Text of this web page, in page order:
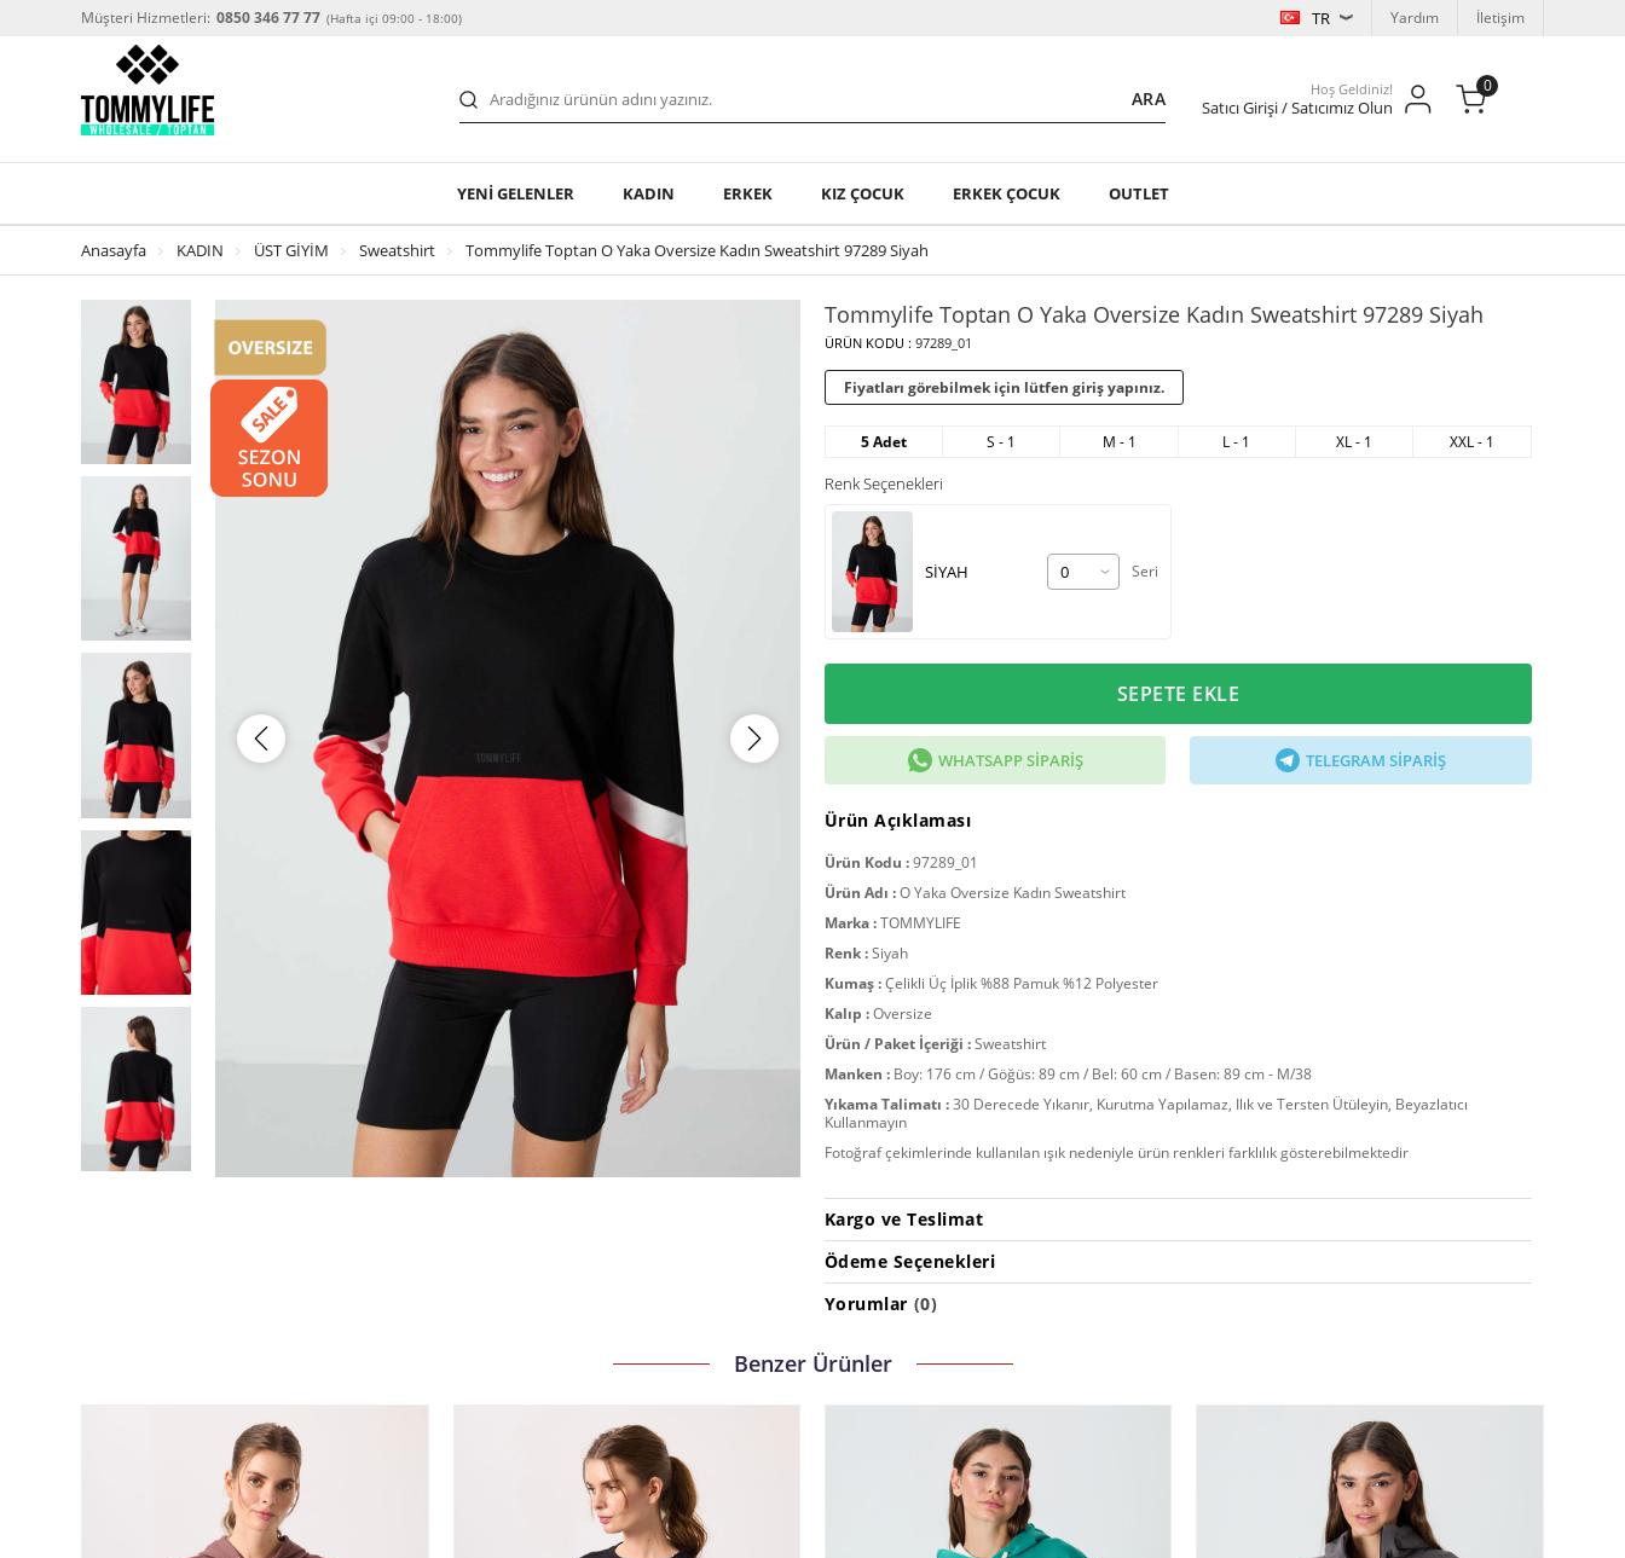
Müşteri Hizmetleri: 0850 346 77 77 (Hafta içi 09:00 - 18:00) TR Yardım İletişim
ARA Hoş Geldiniz!
Satıcı Girişi / Satıcımız Olun
0
YENİ GELENLER KADIN ERKEK KIZ ÇOCUK ERKEK ÇOCUK OUTLET
Anasayfa KADIN ÜST GİYİM Sweatshirt Tommylife Toptan O Yaka Oversize Kadın Sweatshirt 97289 Siyah
Tommylife Toptan O Yaka Oversize Kadın Sweatshirt 97289 Siyah
ÜRÜN KODU : 97289_01
Fiyatları görebilmek için lütfen giriş yapınız.
5 Adet S - 1 M - 1 L - 1 XL - 1 XXL - 1
Renk Seçenekleri
SİYAH Seri
SEPETE EKLE
WHATSAPP SIPARIŞ TELEGRAM SIPARIŞ
Ürün Açıklaması
Ürün Kodu :97289_01
Ürün Adı :O Yaka Oversize Kadın Sweatshirt
Marka :TOMMYLIFE
Renk :Siyah
Kumaş :Çelikli Üç İplik %88 Pamuk %12 Polyester
Kalıp :Oversize
Ürün / Paket İçeriği :Sweatshirt
Manken :Boy: 176 cm / Göğüs: 89 cm / Bel: 60 cm / Basen: 89 cm - M/38
Yıkama Talimatı :30 Derecede Yıkanır, Kurutma Yapılamaz, Ilık ve Tersten Ütüleyin, Beyazlatıcı
Kullanmayın
Fotoğraf çekimlerinde kullanılan ışık nedeniyle ürün renkleri farklılık gösterebilmektedir
Kargo ve Teslimat
Ödeme Seçenekleri
Yorumlar (0)
Benzer Ürünler